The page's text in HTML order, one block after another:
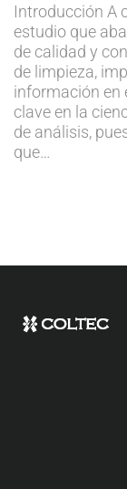
Introducción A
estudio que
de calidad y
de limpieza,
información en
clave en la
de análisis,
que…